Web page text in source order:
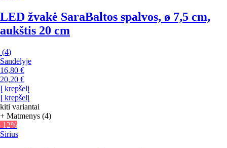
LED žvakė SaraBaltos spalvos, ø 7,5 cm,
aukštis 20 cm
(4)
Sandėlyje
16,80 €
20,20 €
Į krepšelį
Į krepšelį
kiti variantai
+ Matmenys (4)
-12%
Sirius